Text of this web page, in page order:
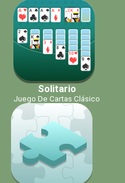
Solitario
Juego De Cartas Clásico